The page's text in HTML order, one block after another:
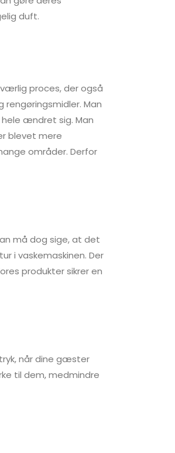
duft.
proces, der også
Man
ændret sig. Man
blevet mere
områder. Derfor
må dog sige, at det
i vaskemaskinen. Der
produkter sikrer en
når dine gæster
til dem, medmindre